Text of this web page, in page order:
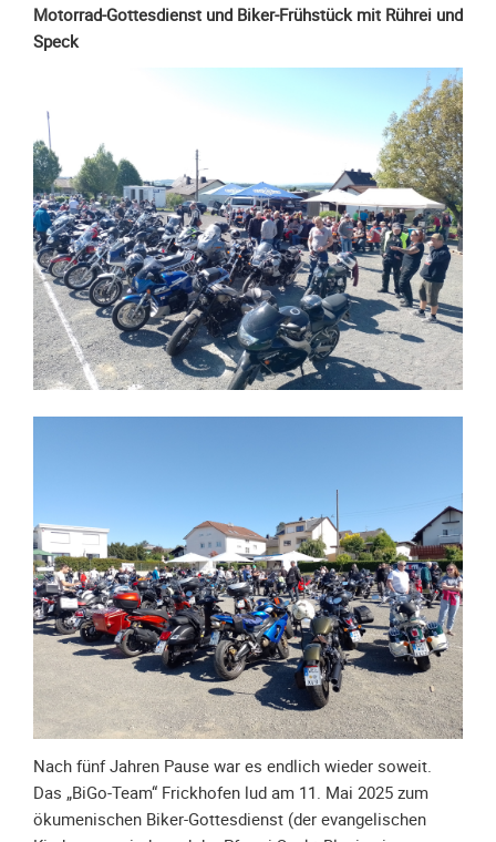
werden
Fördererdaten
Flyer
+
Infokarte
Achte
auf
Motorradfahrer
Merchandise
Aktionen
-
Erfolge
Unterfahrschutz
-
Technik
Unterfahrschutz
Kompatibilität
Unterfahrschutz
-
mit
Motorrad-Gottesdienst und Biker-Frühstück mit Rührei und
Speck
Nach fünf Jahren Pause war es endlich wieder soweit.
Das „BiGo-Team“ Frickhofen lud am 11. Mai 2025 zum
ökumenischen Biker-Gottesdienst (der evangelischen